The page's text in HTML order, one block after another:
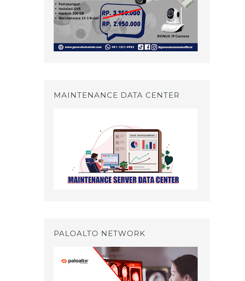
MAINTENANCE DATA CENTER
PALOALTO NETWORK